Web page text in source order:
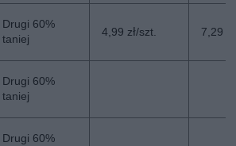
Drugi 60%
taniej
4,99 zł/szt. 7,29
Drugi 60%
taniej
Drugi 60%